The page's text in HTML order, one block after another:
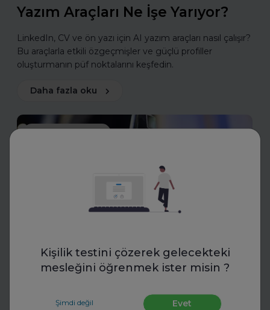
Kişilik testini çözerek gelecekteki
mesleğini öğrenmek ister misin ?
Şimdi değil Evet
Yazım Araçları Ne İşe Yarıyor?
LinkedIn, CV ve ön yazı için AI yazım araçları nasıl çalışır?
Bu araçlarla etkili özgeçmişler ve güçlü profiller
oluşturmanın püf noktalarını keşfedin.
Daha fazla oku
Toptalent
İnsan Kaynakları Ödülleri 2025-